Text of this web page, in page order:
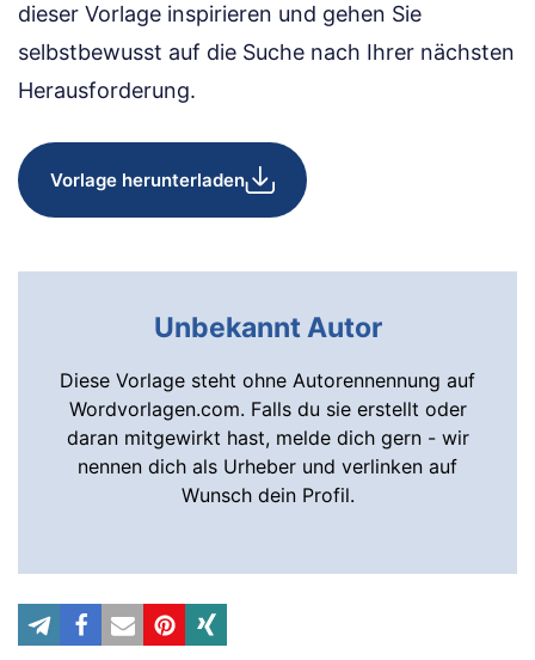
dieser Vorlage inspirieren und gehen Sie
selbstbewusst auf die Suche nach Ihrer nächsten
Herausforderung.
Vorlage herunterladen
Unbekannt Autor
Diese Vorlage steht ohne Autorennennung auf
Wordvorlagen.com. Falls du sie erstellt oder
daran mitgewirkt hast, melde dich gern - wir
nennen dich als Urheber und verlinken auf
Wunsch dein Profil.